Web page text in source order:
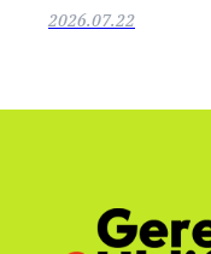
2026.07.22